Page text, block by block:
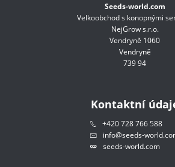
Seeds-world.com
Velkoobchod s konopnými
NejGrow s.r.o.
Vendryně 1060
Vendryně
739 94
Kontaktní
+420 728 766 588
info@seeds-
seeds-world.com